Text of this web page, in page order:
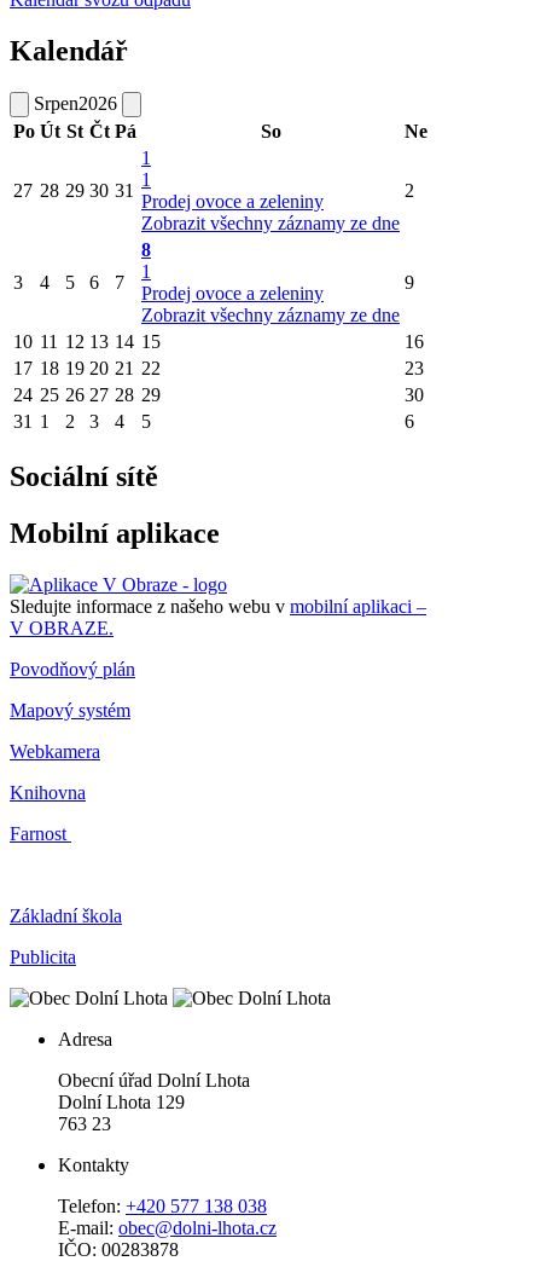
Kalendář
Srpen2026
Po Út St Čt Pá So Ne
27 28 29 30 31
1
1
Prodej ovoce a zeleniny
Zobrazit všechny záznamy ze dne
2
3 4 5 6 7
8
1
Prodej ovoce a zeleniny
Zobrazit všechny záznamy ze dne
9
10 11 12 13 14 15
16
17 18 19 20 21 22
23
24 25 26 27 28 29
30
31 1 2 3 4 5 6
Sociální sítě
Mobilní aplikace
Sledujte informace z našeho webu v mobilní aplikaci –
V OBRAZE.
Povodňový plán
Mapový systém
Webkamera
Knihovna
Farnost
Základní škola
Publicita
Adresa
Obecní úřad Dolní Lhota
Dolní Lhota 129
763 23
Kontakty
Telefon: +420 577 138 038
E-mail: obec@dolni-lhota.cz
IČO: 00283878